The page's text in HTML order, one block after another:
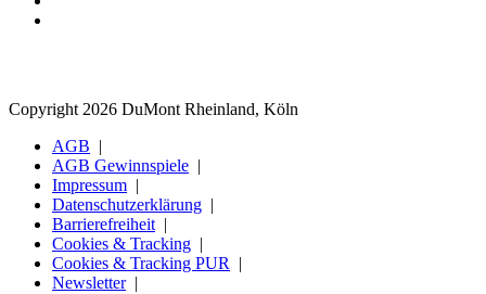
Copyright 2026 DuMont Rheinland, Köln
AGB
AGB Gewinnspiele
Impressum
Datenschutzerklärung
Barrierefreiheit
Cookies & Tracking
Cookies & Tracking PUR
Newsletter